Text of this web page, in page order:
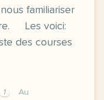
familiariser
Les voici:
des courses
1
Au